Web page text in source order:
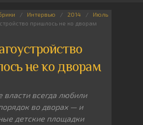
Интервью 2014
Июль
пришлось не ко дворам
не ко дворам
власти всегда любили
во дворах — и
детские площадки